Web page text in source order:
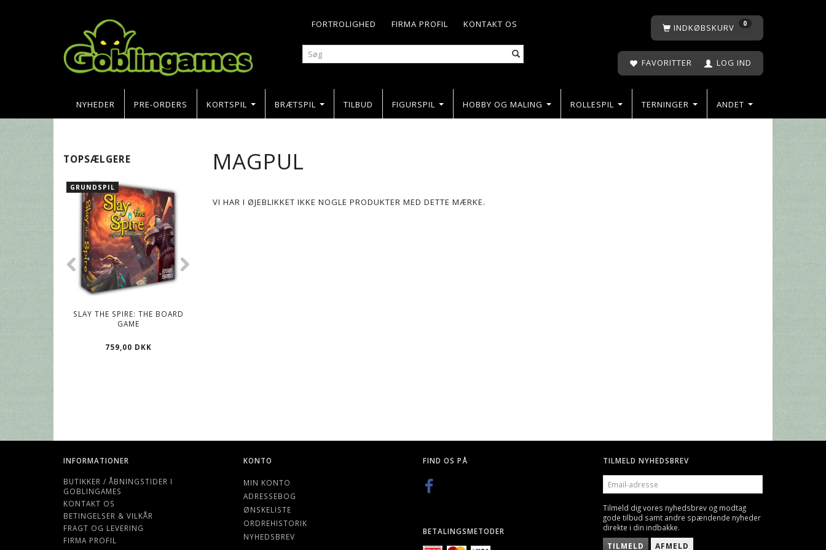
KONTAKT OS
FIRMA PROFIL
FORTROLIGHED INDKØBSKURV 0
FAVORITTER LOG IND
NYHEDER PRE-ORDERS KORTSPIL BRÆTSPIL TILBUD FIGURSPIL HOBBY OG MALING ROLLESPIL TERNINGER ANDET
TOPSÆLGERE
GRUNDSPIL
SLAY THE SPIRE: THE BOARD
GAME
759,00 DKK
BOARD GAMES SLEEVES -
GLARE - SMALL, 44 X 68
25,00 DKK
MAGPUL
VI HAR I ØJEBLIKKET IKKE NOGLE PRODUKTER MED DETTE MÆRKE.
INFORMATIONER
BUTIKKER / ÅBNINGSTIDER I
GOBLINGAMES
KONTAKT OS
BETINGELSER & VILKÅR
FRAGT OG LEVERING
FIRMA PROFIL
KONTO
MIN KONTO
ADRESSEBOG
ØNSKELISTE
ORDREHISTORIK
NYHEDSBREV
FIND OS PÅ
BETALINGSMETODER
TILMELD NYHEDSBREV
EMAIL-
ADRESSE
Tilmeld dig vores nyhedsbrev og modtag
gode tilbud samt andre spændende nyheder
direkte i din indbakke.
TILMELD AFMELD